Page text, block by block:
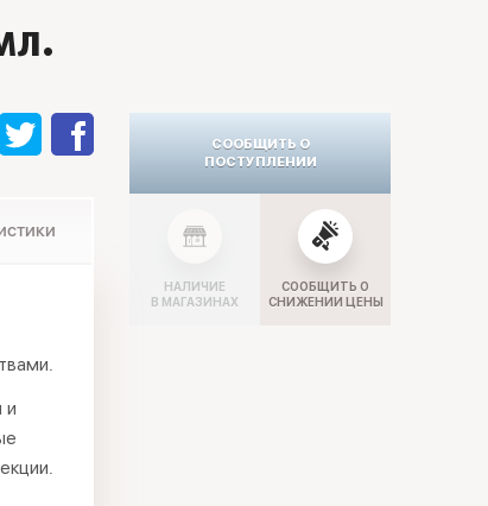
и
СООБЩИТЬ О
ПОСТУПЛЕНИИ
НАЛИЧИЕ
В МАГАЗИНАХ
СООБЩИТЬ О
СНИЖЕНИИ ЦЕНЫ